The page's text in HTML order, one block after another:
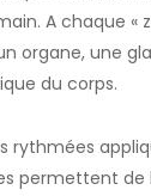
A chaque «
organe, une
du corps.
rythmées
permettent de